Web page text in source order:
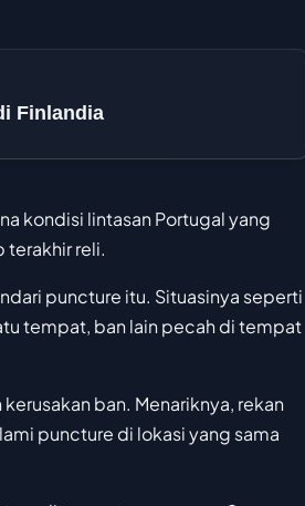
Finlandia
kondisi lintasan Portugal yang
terakhir reli.
puncture itu. Situasinya seperti
tempat, ban lain pecah di tempat
ban. Menariknya, rekan
puncture di lokasi yang sama